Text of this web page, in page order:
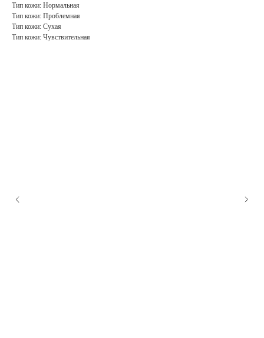
Тип кожи: Нормальная
Тип кожи: Проблемная
Тип кожи: Сухая
Тип кожи: Чувствительная